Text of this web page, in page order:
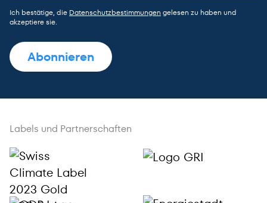
Ich bestätige, die Datenschutzbestimmungen gelesen zu haben und
akzeptiere sie.
Labels und Partnerschaften